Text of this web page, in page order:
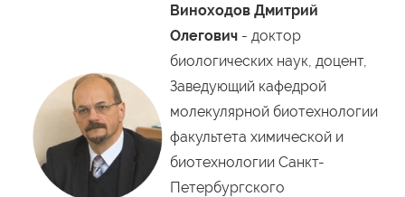
Виноходов Дмитрий
Олегович - доктор
биологических наук, доцент,
Заведующий кафедрой
молекулярной биотехнологии
факультета химической и
биотехнологии Санкт-
Петербургского